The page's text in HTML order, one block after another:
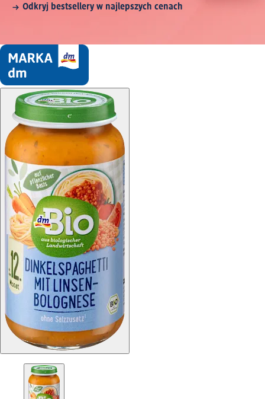
Odkryj bestsellery w najlepszych cenach